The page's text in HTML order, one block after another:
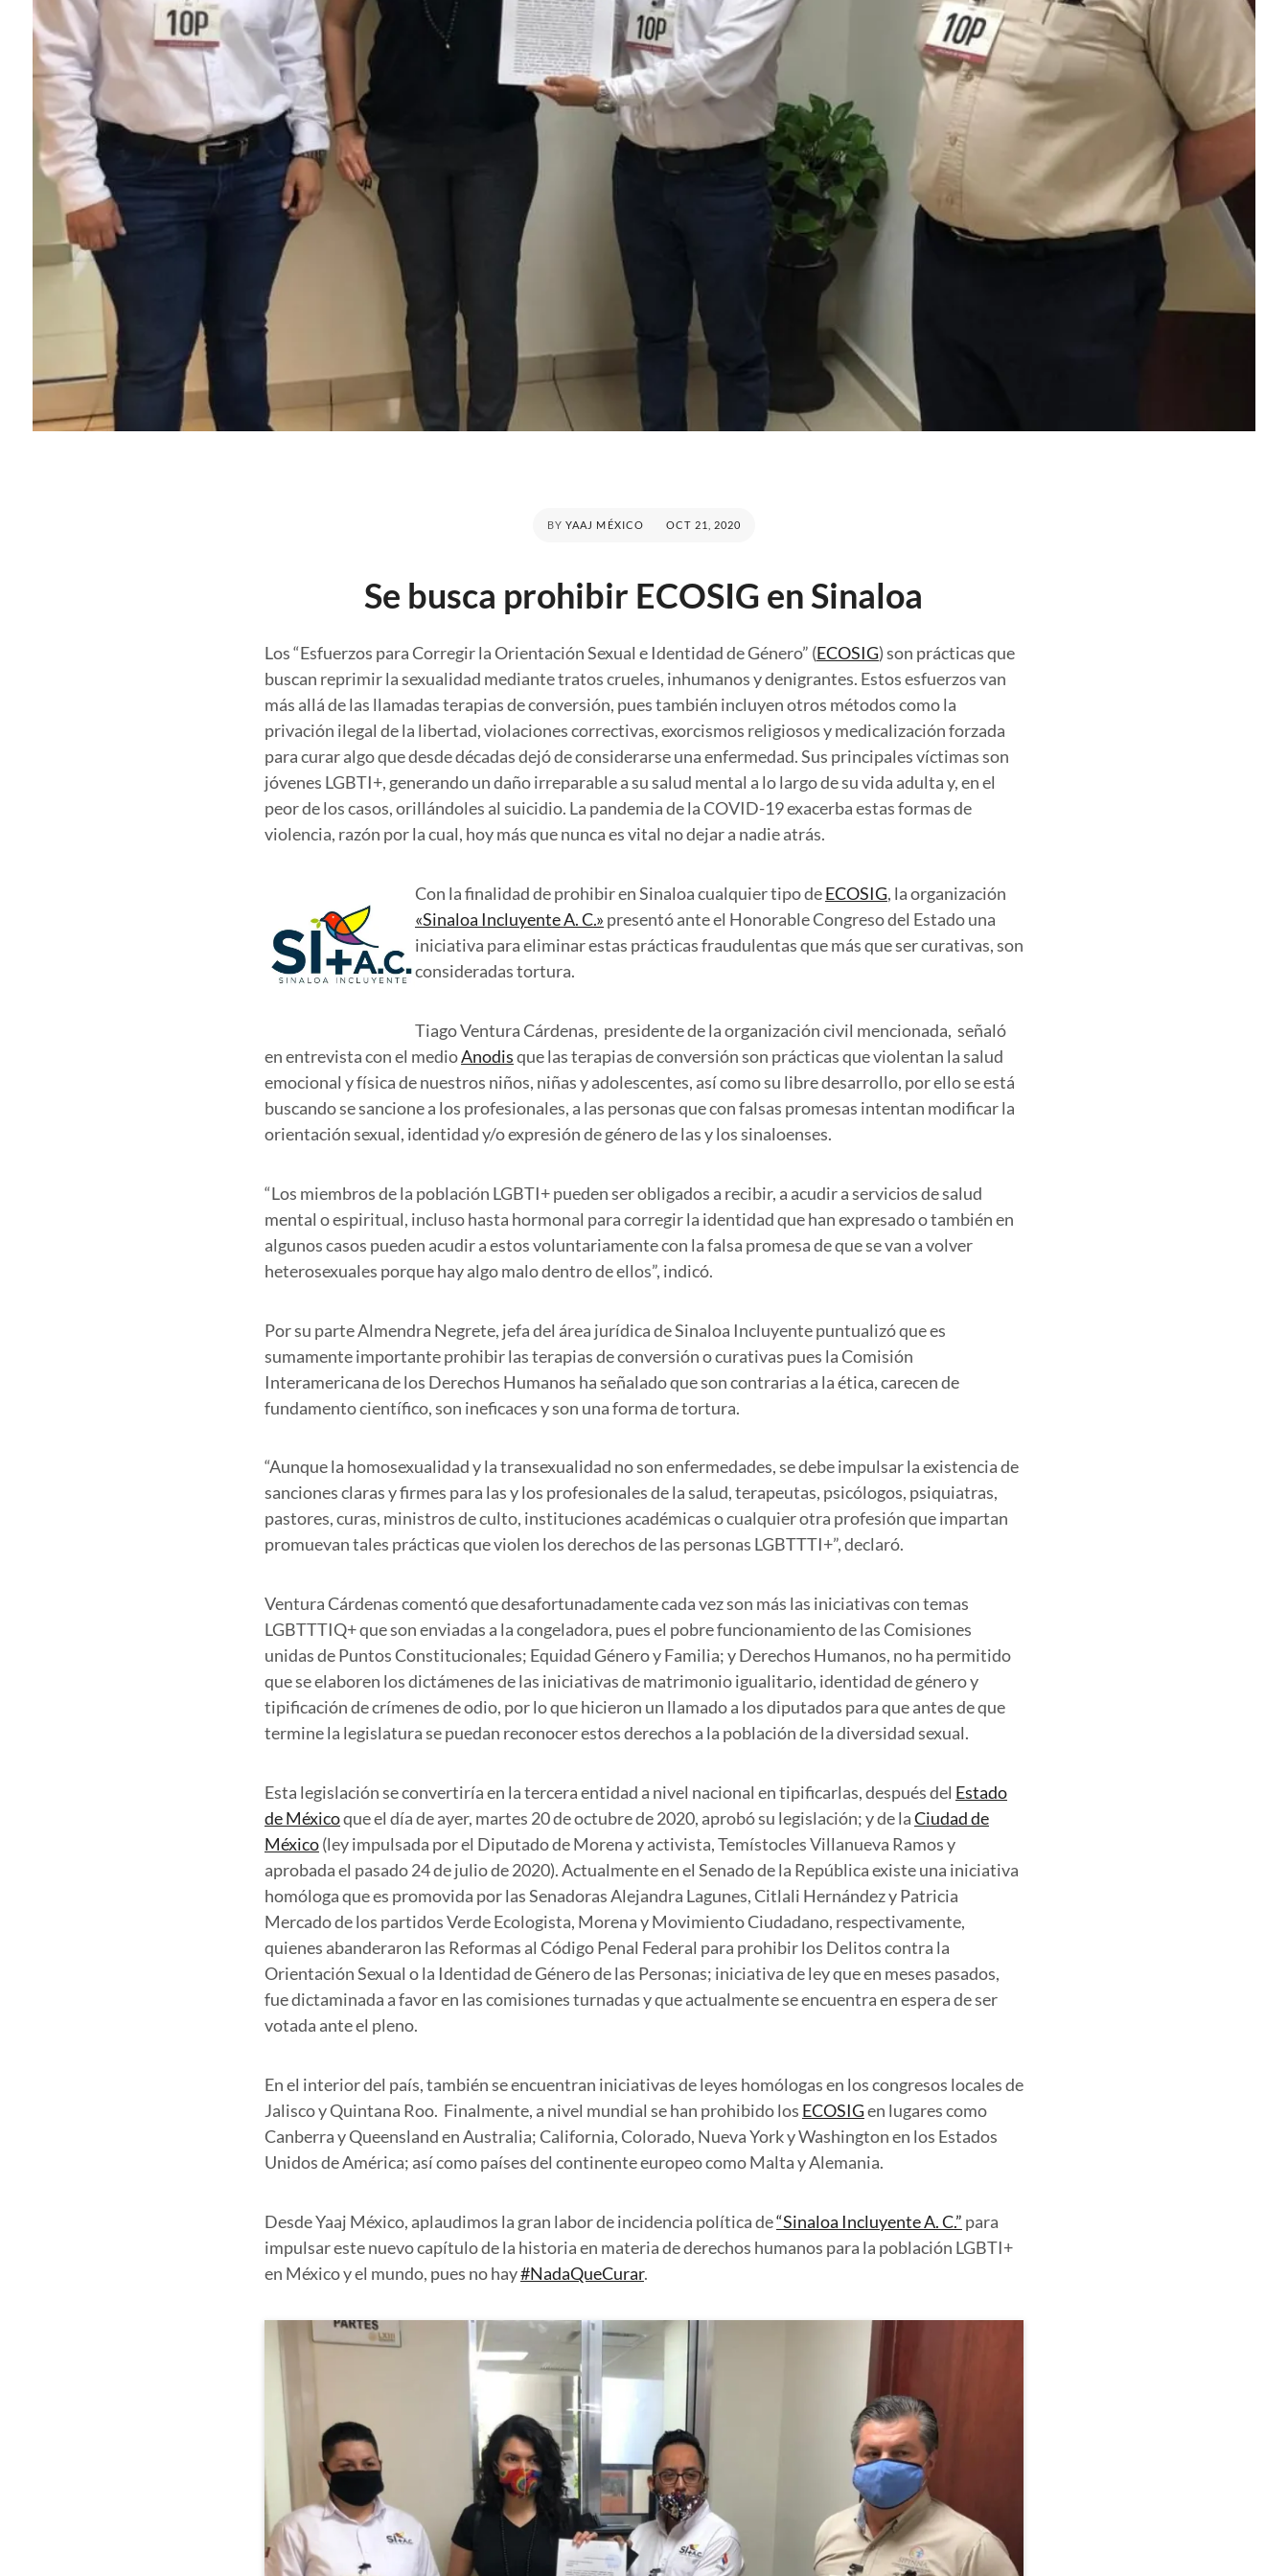
BY YAAJ MÉXICO
POSTED
OCT 21, 2020
Se busca prohibir ECOSIG en Sinaloa
Los “Esfuerzos para Corregir la Orientación Sexual e Identidad de Género” (ECOSIG) son prácticas que
buscan reprimir la sexualidad mediante tratos crueles, inhumanos y denigrantes. Estos esfuerzos van
más allá de las llamadas terapias de conversión, pues también incluyen otros métodos como la
privación ilegal de la libertad, violaciones correctivas, exorcismos religiosos y medicalización forzada
para curar algo que desde décadas dejó de considerarse una enfermedad. Sus principales víctimas son
jóvenes LGBTI+, generando un daño irreparable a su salud mental a lo largo de su vida adulta y, en el
peor de los casos, orillándoles al suicidio. La pandemia de la COVID-19 exacerba estas formas de
violencia, razón por la cual, hoy más que nunca es vital no dejar a nadie atrás.
Con la finalidad de prohibir en Sinaloa cualquier tipo deECOSIG, la organización
«Sinaloa Incluyente A. C.» presentó ante el Honorable Congreso del Estado una
iniciativa para eliminar estas prácticas fraudulentas que más que ser curativas, son
consideradas tortura.
Tiago Ventura Cárdenas, presidente de la organización civil mencionada, señaló
en entrevista con el medioAnodisque las terapias de conversión son prácticas que violentan la salud
emocional y física de nuestros niños, niñas y adolescentes, así como su libre desarrollo, por ello se está
buscando se sancione a los profesionales, a las personas que con falsas promesas intentan modificar la
orientación sexual, identidad y/o expresión de género de las y los sinaloenses.
“Los miembros de la población LGBTI+ pueden ser obligados a recibir, a acudir a servicios de salud
mental o espiritual, incluso hasta hormonal para corregir la identidad que han expresado o también en
algunos casos pueden acudir a estos voluntariamente con la falsa promesa de que se van a volver
heterosexuales porque hay algo malo dentro de ellos”, indicó.
Por su parte Almendra Negrete, jefa del área jurídica de Sinaloa Incluyente puntualizó que es
sumamente importante prohibir las terapias de conversión o curativas pues la Comisión
Interamericana de los Derechos Humanos ha señalado que son contrarias a la ética, carecen de
fundamento científico, son ineficaces y son una forma de tortura.
“Aunque la homosexualidad y la transexualidad no son enfermedades, se debe impulsar la existencia de
sanciones claras y firmes para las y los profesionales de la salud, terapeutas, psicólogos, psiquiatras,
pastores, curas, ministros de culto, instituciones académicas o cualquier otra profesión que impartan
promuevan tales prácticas que violen los derechos de las personas LGBTTTI+”, declaró.
Ventura Cárdenas comentó que desafortunadamente cada vez son más las iniciativas con temas
LGBTTTIQ+ que son enviadas a la congeladora, pues el pobre funcionamiento de las Comisiones
unidas de Puntos Constitucionales; Equidad Género y Familia; y Derechos Humanos, no ha permitido
que se elaboren los dictámenes de las iniciativas de matrimonio igualitario, identidad de género y
tipificación de crímenes de odio, por lo que hicieron un llamado a los diputados para que antes de que
termine la legislatura se puedan reconocer estos derechos a la población de la diversidad sexual.
Esta legislación se convertiría en la tercera entidad a nivel nacional en tipificarlas, después del Estado
de Méxicoque el día de ayer, martes 20 de octubre de 2020, aprobó su legislación; y de laCiudad de
México(ley impulsada por el Diputado de Morena y activista, Temístocles Villanueva Ramos y
aprobada el pasado 24 de julio de 2020). Actualmente en el Senado de la República existe una iniciativa
homóloga que es promovida por las Senadoras Alejandra Lagunes, Citlali Hernández y Patricia
Mercado de los partidos Verde Ecologista, Morena y Movimiento Ciudadano, respectivamente,
quienes abanderaron las Reformas al Código Penal Federal para prohibir los Delitos contra la
Orientación Sexual o la Identidad de Género de las Personas; iniciativa de ley que en meses pasados,
fue dictaminada a favor en las comisiones turnadas y que actualmente se encuentra en espera de ser
votada ante el pleno.
En el interior del país, también se encuentran iniciativas de leyes homólogas en los congresos locales de
Jalisco y Quintana Roo. Finalmente, a nivel mundial se han prohibido los ECOSIGen lugares como
Canberra y Queensland en Australia; California, Colorado, Nueva York y Washington en los Estados
Unidos de América; así como países del continente europeo como Malta y Alemania.
Desde Yaaj México, aplaudimos la gran labor de incidencia política de“Sinaloa Incluyente A. C.” para
impulsar este nuevo capítulo de la historia en materia de derechos humanos para la población LGBTI+
en México y el mundo, pues no hay#NadaQueCurar.